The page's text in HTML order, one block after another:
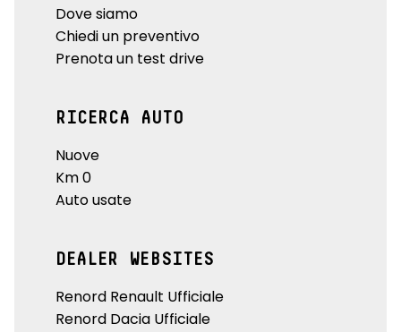
Dove siamo
Chiedi un preventivo
Prenota un test drive
RICERCA AUTO
Nuove
Km 0
Auto usate
DEALER WEBSITES
Renord Renault Ufficiale
Renord Dacia Ufficiale